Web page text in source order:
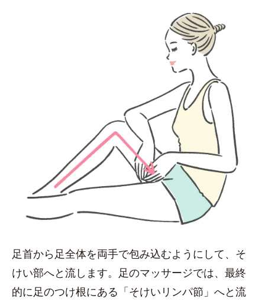
足首から足全体を両手で包み込むようにして、そ
けい部へと流します。足のマッサージでは、最終
的に足のつけ根にある「そけいリンパ節」へと流